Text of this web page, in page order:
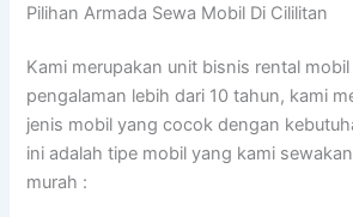
Pilihan Armada Sewa Mobil Di Cililitan
Kami merupakan unit bisnis rental
pengalaman lebih dari 10 tahun, kami
jenis mobil yang cocok dengan
ini adalah tipe mobil yang kami
murah :